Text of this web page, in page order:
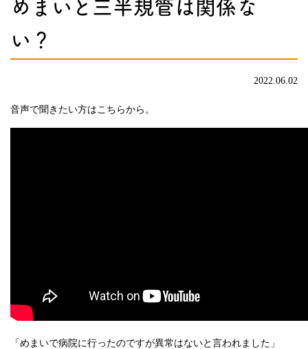
い？
2022.06.02
音声で聞きたい方はこちらから。
「めまいで病院に行ったのですが異常はないと言われました」